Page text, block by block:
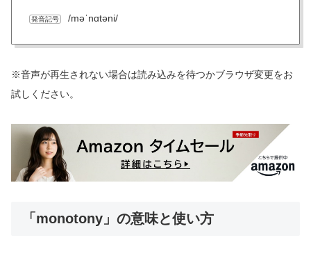
発音記号 /məˈnɑtəni/
※音声が再生されない場合は読み込みを待つかブラウザ変更をお
試しください。
「monotony」の意味と使い方